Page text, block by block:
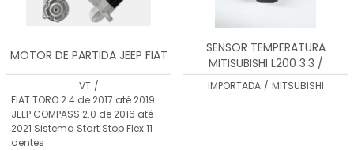
MOTOR DE PARTIDA JEEP FIAT
VT /
FIAT TORO 2.4 de 2017 até 2019
JEEP COMPASS 2.0 de 2016 até
2021 Sistema Start Stop Flex 11
dentes
SENSOR TEMPERATURA
MITISUBISHI L200 3.3 /
VTST0060
IMPORTADA / MITSUBISHI